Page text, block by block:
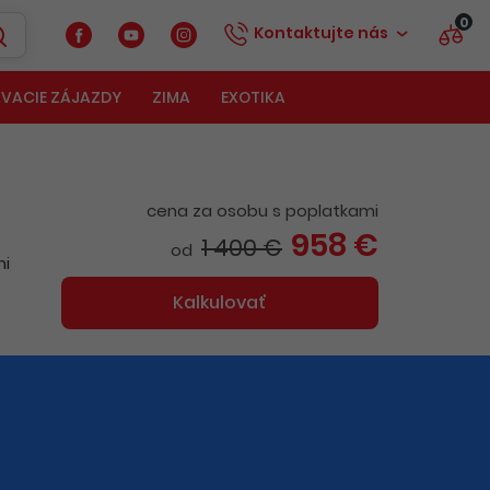
Kontaktujte nás 0
ZÁJAZDY ZIMA EXOTIKA
cena za osobu s poplatkami
od 1 400 € 958 €
Kalkulovať